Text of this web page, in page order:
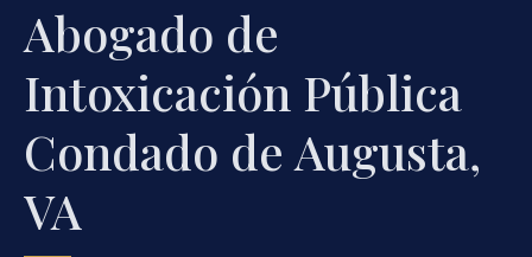
Abogado de
Intoxicación Pública
Condado de Augusta,
VA